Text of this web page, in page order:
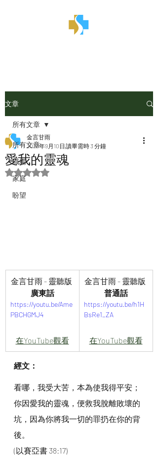
文章
所有文章
職場
家庭
盼望
所有文章
愛我的靈魂
金言甘雨
2023年9月10日 讀畢需時 3 分鐘
評等為 NaN（最高為 5 顆星）。
金言甘雨 - 靈聽版
廣東話
https://youtu.be/Ame
PBCHGMJ4
在YouTube觀看
金言甘雨 - 靈聽版
普通話
https://youtu.be/h1H
BsRe1_ZA
在YouTube觀看
經文：
看哪，我受大苦，本為使我得平安；
你因愛我的靈魂，便救我脫離敗壞的
坑，因為你將我一切的罪扔在你的背
後。
(以賽亞書 38:17)